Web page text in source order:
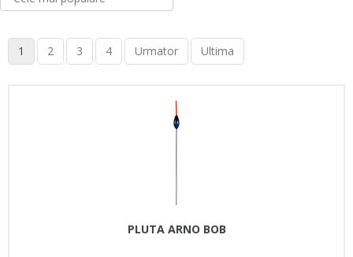
1 2 3 4 Urmator Ultima
PLUTA ARNO BOB